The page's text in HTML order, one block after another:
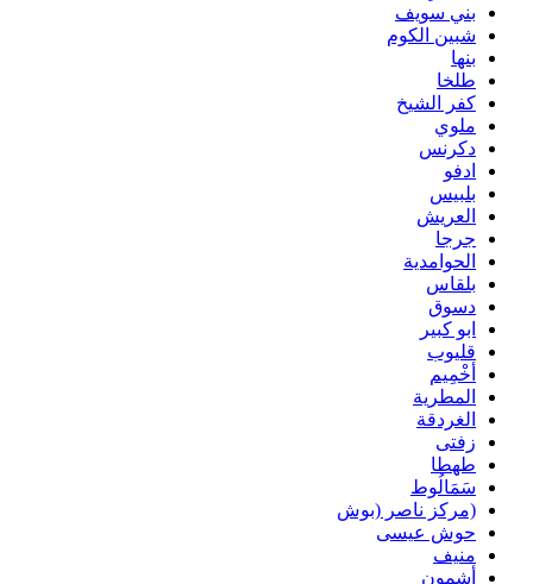
بني سويف
شبين الكوم
بنها
طلخا
كفر الشيخ
ملوي
دكرنس
ادفو
بلبيس
العريش
جرجا
الحوامدية
بلقاس
دسوق
ابو كبير
قليوب
أخْمِيم
المطرية
الغردقة
زفتى
طهطا
سَمَالُوط
(مركز ناصر (بوش
حوش عيسى
منيف
أشمون